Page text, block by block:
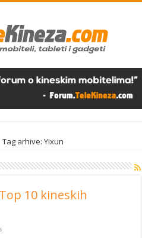
Tag arhive: Yixun
10 kineskih